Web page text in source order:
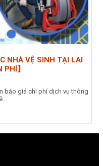
NHÀ VỆ SINH TẠI LAI
】
báo giá chi phí dịch vụ thông